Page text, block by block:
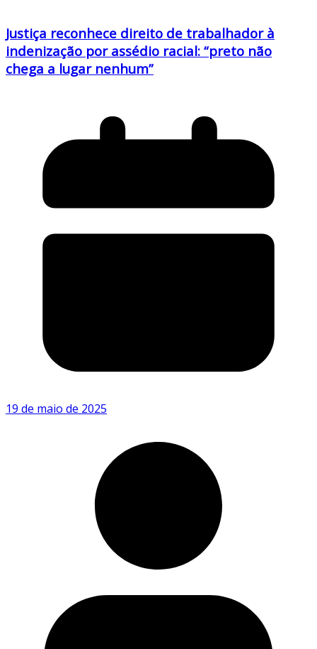
Justiça reconhece direito de trabalhador à
indenização por assédio racial: “preto não
chega a lugar nenhum”
19 de maio de 2025